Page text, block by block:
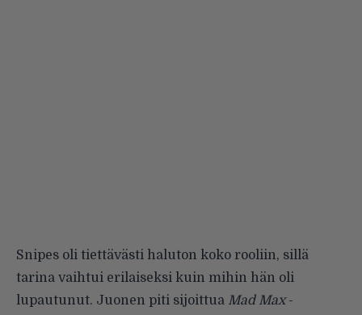
Snipes oli tiettävästi haluton koko rooliin, sillä
tarina vaihtui erilaiseksi kuin mihin hän oli
lupautunut. Juonen piti sijoittua Mad Max-